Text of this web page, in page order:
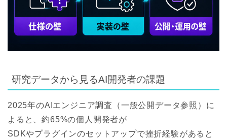
研究データから見るAI開発者の課題
2025年のAIエンジニア調査（一般公開データ参照）に
よると、約65%の個人開発者が
SDKやプラグインのセットアップで挫折経験があると